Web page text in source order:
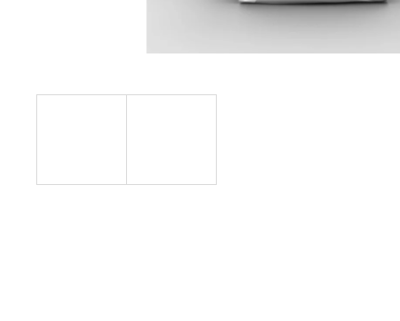
NUTREND QWIZZ 35% PROTEIN BAR
Původně: